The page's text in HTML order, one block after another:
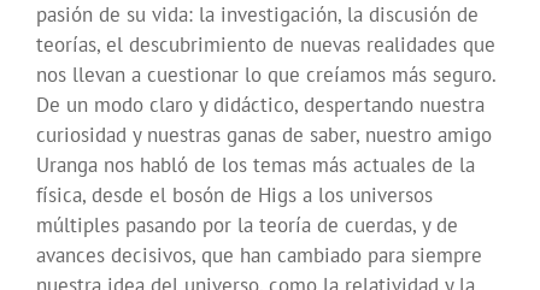
pasión de su vida: la investigación, la discusión de
teorías, el descubrimiento de nuevas realidades que
nos llevan a cuestionar lo que creíamos más seguro.
De un modo claro y didáctico, despertando nuestra
curiosidad y nuestras ganas de saber, nuestro amigo
Uranga nos habló de los temas más actuales de la
física, desde el bosón de Higs a los universos
múltiples pasando por la teoría de cuerdas, y de
avances decisivos, que han cambiado para siempre